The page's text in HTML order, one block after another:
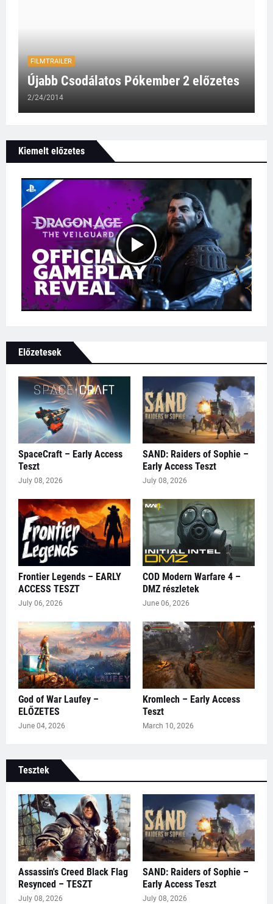
FILMTRAILER
Újabb Csodálatos Pókember 2 előzetes
2/24/2014
Kiemelt előzetes
Előzetesek
SpaceCraft – Early Access
Teszt
July 08, 2026
SAND: Raiders of Sophie –
Early Access Teszt
July 08, 2026
Frontier Legends – EARLY
ACCESS TESZT
July 06, 2026
COD Modern Warfare 4 –
DMZ részletek
June 06, 2026
God of War Laufey –
ELŐZETES
June 04, 2026
Kromlech – Early Access
Teszt
March 10, 2026
Tesztek
Assassin's Creed Black Flag
Resynced – TESZT
July 08, 2026
SAND: Raiders of Sophie –
Early Access Teszt
July 08, 2026